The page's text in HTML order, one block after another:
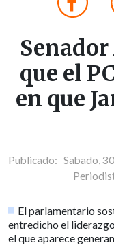
que el
en que
Publicado: Sabado,
El parlamentario
entredicho el
el que aparece